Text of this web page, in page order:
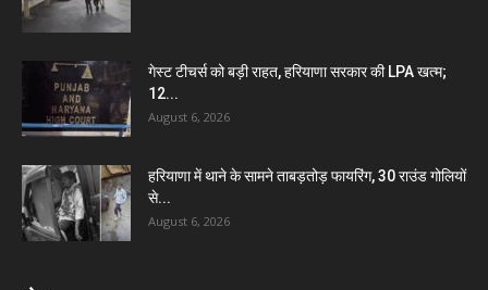
गेस्ट टीचर्स को बड़ी राहत, हरियाणा सरकार की LPA खत्म;
12...
August 6, 2026
हरियाणा में थाने के सामने ताबड़तोड़ फायरिंग, 30 राउंड गोलियों
से...
August 6, 2026